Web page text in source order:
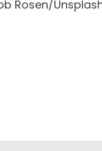
Rosen/